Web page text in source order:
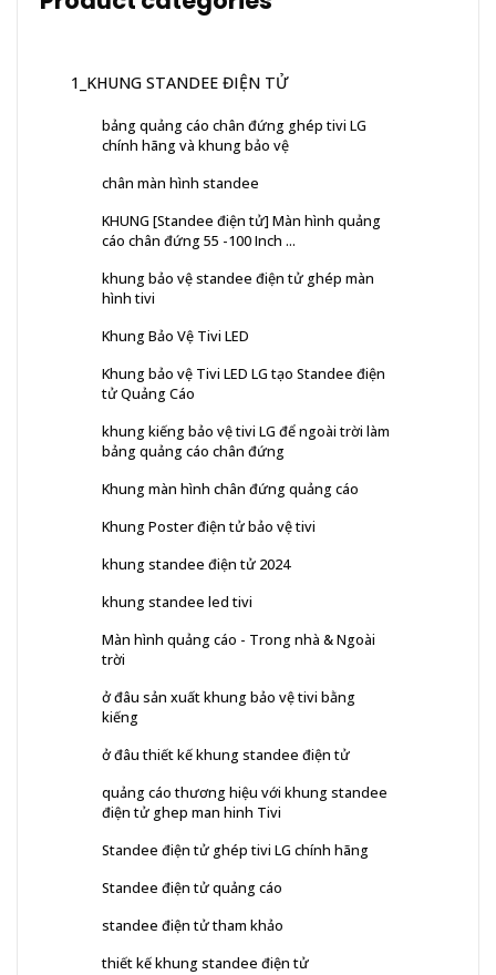
1_KHUNG STANDEE ĐIỆN TỬ
bảng quảng cáo chân đứng ghép tivi LG
chính hãng và khung bảo vệ
chân màn hình standee
KHUNG [Standee điện tử] Màn hình quảng
cáo chân đứng 55 -100 Inch ...
khung bảo vệ standee điện tử ghép màn
hình tivi
Khung Bảo Vệ Tivi LED
Khung bảo vệ Tivi LED LG tạo Standee điện
tử Quảng Cáo
khung kiếng bảo vệ tivi LG để ngoài trời làm
bảng quảng cáo chân đứng
Khung màn hình chân đứng quảng cáo
Khung Poster điện tử bảo vệ tivi
khung standee điện tử 2024
khung standee led tivi
Màn hình quảng cáo - Trong nhà & Ngoài
trời
ở đâu sản xuất khung bảo vệ tivi bằng
kiếng
ở đâu thiết kế khung standee điện tử
quảng cáo thương hiệu với khung standee
điện tử ghep man hinh Tivi
Standee điện tử ghép tivi LG chính hãng
Standee điện tử quảng cáo
standee điện tử tham khảo
thiết kế khung standee điện tử